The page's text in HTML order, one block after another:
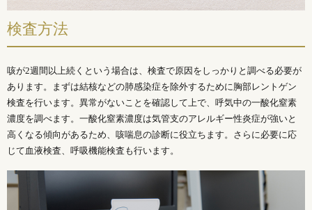
検査方法
咳が2週間以上続くという場合は、検査で原因をしっかりと調べる必要が
あります。まずは結核などの肺感染症を除外するために胸部レントゲン
検査を行います。異常がないことを確認して上で、呼気中の一酸化窒素
濃度を調べます。一酸化窒素濃度は気管支のアレルギー性炎症が強いと
高くなる傾向があるため、咳喘息の診断に役立ちます。さらに必要に応
じて血液検査、呼吸機能検査も行います。